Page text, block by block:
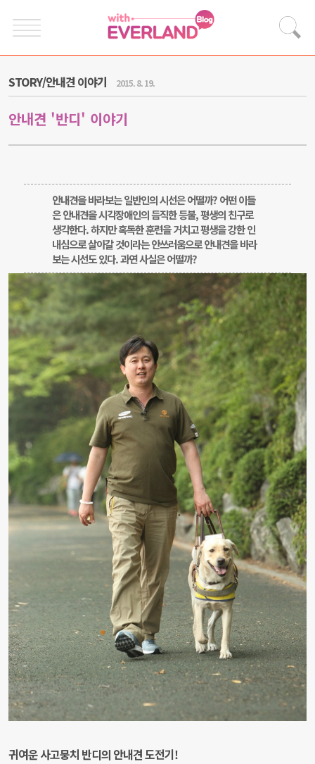
STORY/안내견 이야기 2015. 8. 19.
안내견 '반디' 이야기
안내견을 바라보는 일반인의 시선은 어떨까? 어떤 이들
은 안내견을 시각장애인의 듬직한 등불, 평생의 친구로
생각한다. 하지만 혹독한 훈련을 거치고 평생을 강한 인
내심으로 살아갈 것이라는 안쓰러움으로 안내견을 바라
보는 시선도 있다. 과연 사실은 어떨까?
귀여운 사고뭉치 반디의 안내견 도전기!